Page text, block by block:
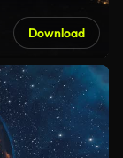
Download